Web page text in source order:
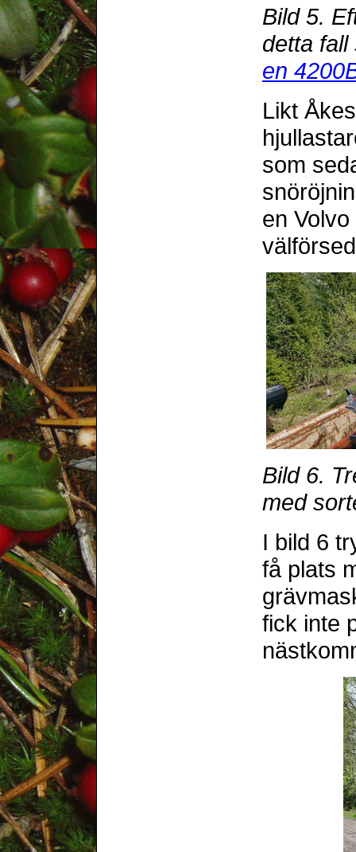
Bild 5.
detta
en
Likt
som
en
Bild 6.
med
I bild 6
få plats
fick inte